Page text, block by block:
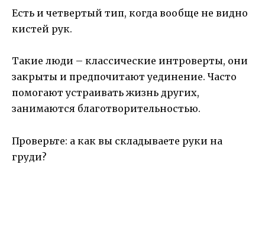
Есть и четвертый тип, когда вообще не видно
кистей рук.
Такие люди – классические интроверты, они
закрыты и предпочитают уединение. Часто
помогают устраивать жизнь других,
занимаются благотворительностью.
Проверьте: а как вы складываете руки на
груди?